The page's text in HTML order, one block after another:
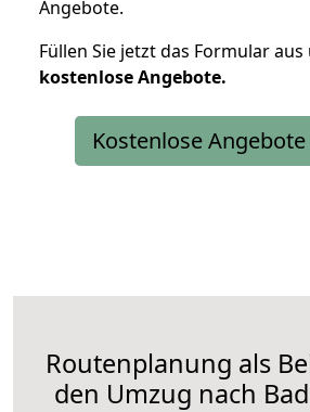
Angebote.
Füllen Sie jetzt das Formular
kostenloseAngebote.
Kostenlose
Routenplanung als
den Umzug nach